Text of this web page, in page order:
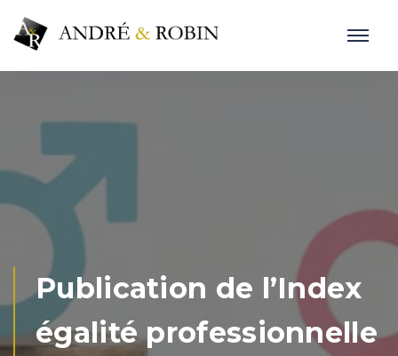
Publication de l’Index
égalité professionnelle